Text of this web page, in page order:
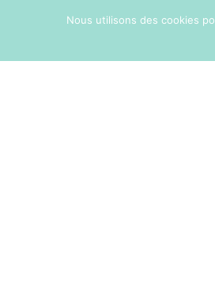
Nous utilisons des cookies